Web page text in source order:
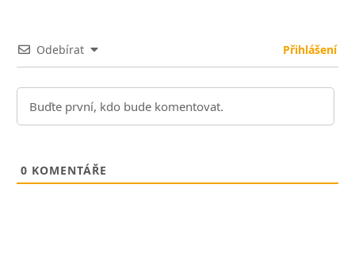
Odebírat Přihlášení
0 KOMENTÁŘE